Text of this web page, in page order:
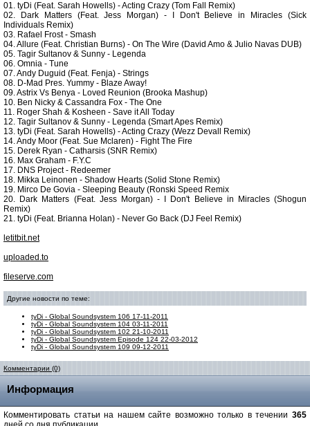
01. tyDi (Feat. Sarah Howells) - Acting Crazy (Tom Fall Remix)
02. Dark Matters (Feat. Jess Morgan) - I Don't Believe in Miracles (Sick
Individuals Remix)
03. Rafael Frost - Smash
04. Allure (Feat. Christian Burns) - On The Wire (David Amo & Julio Navas DUB)
05. Tagir Sultanov & Sunny - Legenda
06. Omnia - Tune
07. Andy Duguid (Feat. Fenja) - Strings
08. D-Mad Pres. Yummy - Blaze Away!
09. Astrix Vs Benya - Loved Reunion (Brooka Mashup)
10. Ben Nicky & Cassandra Fox - The One
11. Roger Shah & Kosheen - Save it All Today
12. Tagir Sultanov & Sunny - Legenda (Smart Apes Remix)
13. tyDi (Feat. Sarah Howells) - Acting Crazy (Wezz Devall Remix)
14. Andy Moor (Feat. Sue Mclaren) - Fight The Fire
15. Derek Ryan - Catharsis (SNR Remix)
16. Max Graham - F.Y.C
17. DNS Project - Redeemer
18. Mikka Leinonen - Shadow Hearts (Solid Stone Remix)
19. Mirco De Govia - Sleeping Beauty (Ronski Speed Remix
20. Dark Matters (Feat. Jess Morgan) - I Don't Believe in Miracles (Shogun
Remix)
21. tyDi (Feat. Brianna Holan) - Never Go Back (DJ Feel Remix)
letitbit.net
uploaded.to
fileserve.com
Другие новости по теме:
tyDi - Global Soundsystem 106 17-11-2011
tyDi - Global Soundsystem 104 03-11-2011
tyDi - Global Soundsystem 102 21-10-2011
tyDi - Global Soundsystem Episode 124 22-03-2012
tyDi - Global Soundsystem 109 09-12-2011
Комментарии (0)
Информация
Комментировать статьи на нашем сайте возможно только в течении 365